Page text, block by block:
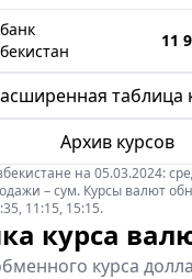
11
таблица
Архив курсов
на 05.03.2024:
– сум. Курсы валют
11:15, 15:15.
курса
курса